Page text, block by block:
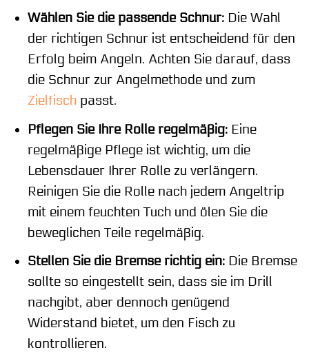
Wählen Sie die passende Schnur:Die Wahl
der richtigen Schnur ist entscheidend für den
Erfolg beim Angeln. Achten Sie darauf, dass
die Schnur zur Angelmethode und zum
Zielfischpasst.
Pflegen Sie Ihre Rolle regelmäßig:Eine
regelmäßige Pflege ist wichtig, um die
Lebensdauer Ihrer Rolle zu verlängern.
Reinigen Sie die Rolle nach jedem Angeltrip
mit einem feuchten Tuch und ölen Sie die
beweglichen Teile regelmäßig.
Stellen Sie die Bremse richtig ein:Die Bremse
sollte so eingestellt sein, dass sie im Drill
nachgibt, aber dennoch genügend
Widerstand bietet, um den Fisch zu
kontrollieren.